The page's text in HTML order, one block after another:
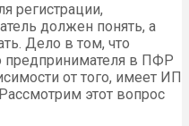
регистрации,
должен понять, а
Дело в том, что
предпринимателя в ПФР
от того, имеет ИП
этот вопрос